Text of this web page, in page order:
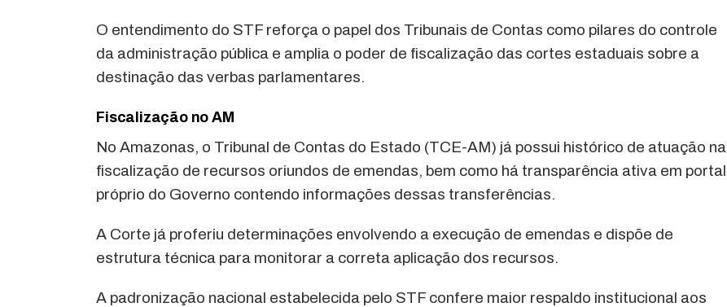
O entendimento do STF reforça o papel dos Tribunais de Contas como pilares do controle
da administração pública e amplia o poder de fiscalização das cortes estaduais sobre a
destinação das verbas parlamentares.
Fiscalização no AM
No Amazonas, o Tribunal de Contas do Estado (TCE-AM) já possui histórico de atuação na
fiscalização de recursos oriundos de emendas, bem como há transparência ativa em portal
próprio do Governo contendo informações dessas transferências.
A Corte já proferiu determinações envolvendo a execução de emendas e dispõe de
estrutura técnica para monitorar a correta aplicação dos recursos.
A padronização nacional estabelecida pelo STF confere maior respaldo institucional aos